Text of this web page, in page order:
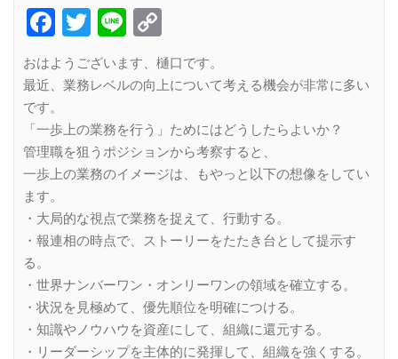
Facebook
Twitter
Line
Link
おはようございます、樋口です。
最近、業務レベルの向上について考える機会が非常に多い
です。
「一歩上の業務を行う」ためにはどうしたらよいか？
管理職を狙うポジションから考察すると、
一歩上の業務のイメージは、もやっと以下の想像をしてい
ます。
・大局的な視点で業務を捉えて、行動する。
・報連相の時点で、ストーリーをたたき台として提示す
る。
・世界ナンバーワン・オンリーワンの領域を確立する。
・状況を見極めて、優先順位を明確につける。
・知識やノウハウを資産にして、組織に還元する。
・リーダーシップを主体的に発揮して、組織を強くする。